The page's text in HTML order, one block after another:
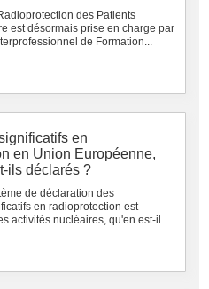
des Patients
est désormais prise en charge par
de Formation...
en
en Union Européenne,
ils déclarés ?
de déclaration des
en radioprotection est
activités nucléaires, qu'en est-il...